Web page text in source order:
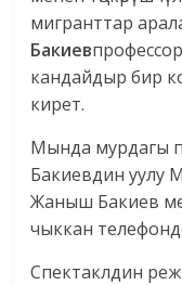
мигранттар
Бакиев
кандайдыр бир
кирет.
Мында мурдагы
Бакиевдин уулу
Жаныш Бакиев
чыккан
Спектаклдин